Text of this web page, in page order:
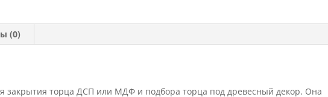
мм
(0)
закрытия торца ДСП или МДФ и подбора торца под древесный декор. Она